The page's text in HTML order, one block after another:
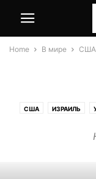
Home В мире США
США ИЗРАИЛЬ